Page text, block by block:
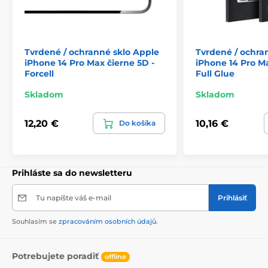
Tvrdené / ochranné sklo Apple
iPhone 14 Pro Max čierne 5D -
Forcell
Skladom
12,20 € Do košíka
Tvrdené /
iPhone 14 Pro
Full Glue
Skladom
10,16 €
Prihláste sa do newsletteru
Tu napíšte váš e-mail Prihlásiť
Souhlasím se zpracováním osobních údajů.
Potrebujete poradiť offline